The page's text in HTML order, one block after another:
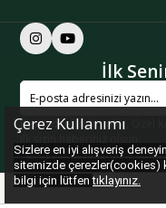
İlk
Kişiye özel indirimler, Özel
Üyelik koşullarınıve
Çerez Kullanımı
Sizlere en iyi alışveriş
sitemizde çerezler(cookies)
bilgi için lütfentıklayınız.